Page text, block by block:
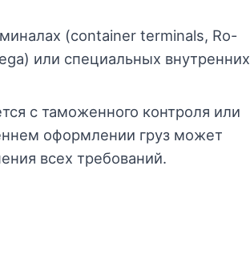
(container terminals, Ro-
или специальных внутренних
с таможенного контроля или
оформлении груз может
всех требований.